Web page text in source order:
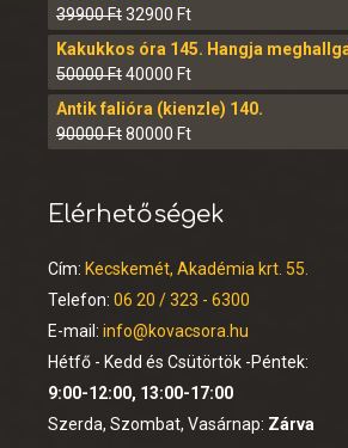
39900Ft32900 Ft
Kakukkos óra 145. Hangja
50000Ft40000 Ft
Antik falióra (kienzle) 140.
90000Ft80000 Ft
Elérhetőségek
Cím: Kecskemét, Akadémia krt. 55.
Telefon: 06 20 / 323 - 6300
E-mail: info@kovacsora.hu
Hétfő - Kedd és Csütörtök -Péntek:
9:00-12:00, 13:00-17:00
Szerda, Szombat, Vasárnap: Zárva